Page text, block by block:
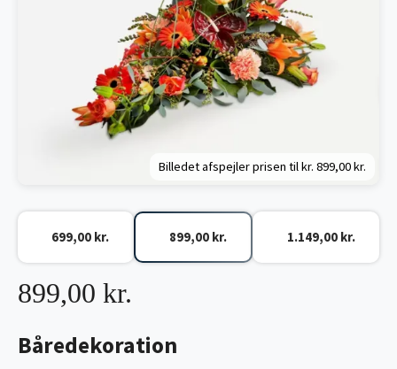
Billedet afspejler prisen til kr. 899,00 kr.
Båredekoration
899,00 kr.
699,00 kr. 899,00 kr. 1.149,00 kr.